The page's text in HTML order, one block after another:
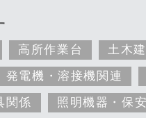
高所作業台
土木
発電機・溶接機関連
関係
照明機器・保